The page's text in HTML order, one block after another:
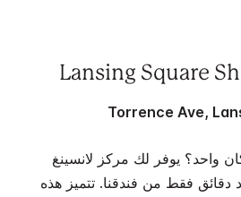
Lansing Square
واحد؟ يوفر لك مركز لانسينغ
فقط من فندقنا. تتميز هذه